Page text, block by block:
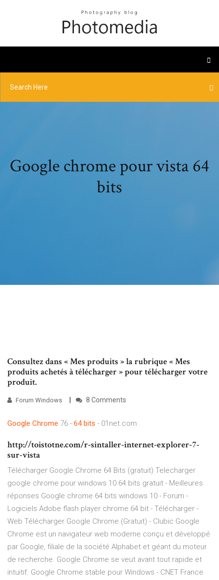
Google chrome pour vista 64
bits
Consultez dans « Mes produits » la rubrique « Mes
produits achetés à télécharger » pour télécharger votre
produit.
Forum Windows 8 Comments
Google Chrome 76 - 64 bits - 01net.com
http://toistotne.com/r-sintaller-internet-explorer-7-
sur-vista
Télécharger Google Chrome 64 Bits (gratuit) Telecharger
google chrome pour windows 10 64 bits gratuit - Meilleures
réponses Google chrome 64 bits windows 10 - Forum -
Logiciels Adobe flash player chrome 64 bit - Télécharger -
Web Télécharger Google Chrome (Gratuit) - Clubic Google
Chrome est un navigateur web moderne conçu et développé
par Google, filiale de la société Alphabet et géant du moteur
de recherche. Google Chrome se veut avant tout rapide et
intuitif. Google Chrome stable pour Windows - CNET France